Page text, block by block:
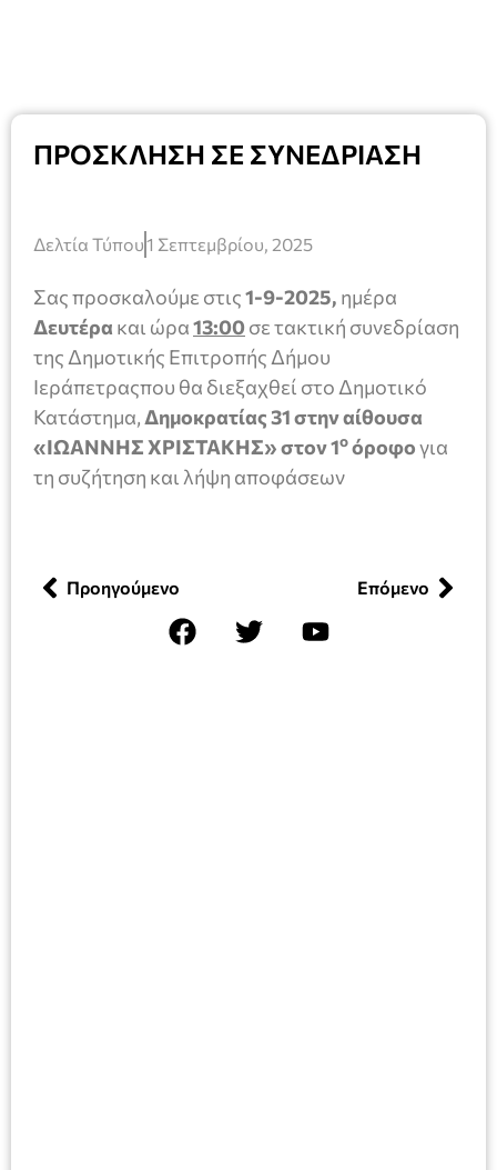
ΠΡΟΣΚΛΗΣΗ ΣΕ ΣΥΝΕΔΡΊΑΣΗ
Δελτία Τύπου1 Σεπτεμβρίου, 2025
Σας προσκαλούμε στις1-9-2025, ημέρα
Δευτέρα και ώρα13:00 σε τακτική συνεδρίαση
της Δημοτικής Επιτροπής Δήμου
Ιεράπετραςπου θα διεξαχθεί στο Δημοτικό
Κατάστημα, Δημοκρατίας 31 στην αίθουσα
«ΙΩΑΝΝΗΣ ΧΡΙΣΤΑΚΗΣ» στον 1οόροφογια
τη συζήτηση και λήψη αποφάσεων
Προηγούμενο Επόμενο